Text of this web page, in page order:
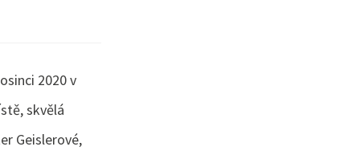
2020 v
skvělá
Geislerové,